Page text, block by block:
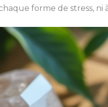
forme de stress,